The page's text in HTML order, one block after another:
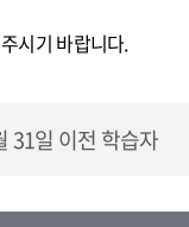
시기 바랍니다.
31일 이전 학습자